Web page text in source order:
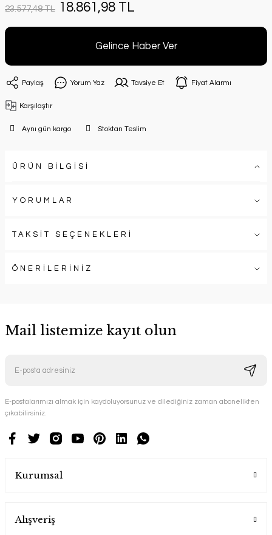
23.577,48 TL 18.861,98 TL
Gelince Haber Ver
Paylaş Yorum Yaz Tavsiye Et Fiyat Alarmı
Karşılaştır
Aynı gün kargo Stoktan Teslim
ÜRÜN BİLGİSİ
YORUMLAR
TAKSİT SEÇENEKLERİ
ÖNERİLERİNİZ
Mail listemize kayıt olun
E-postalarımızı almak için kaydoluyorsunuz ve dilediğiniz zaman abonelikten
çıkabilirsiniz.
Kurumsal
Alışveriş